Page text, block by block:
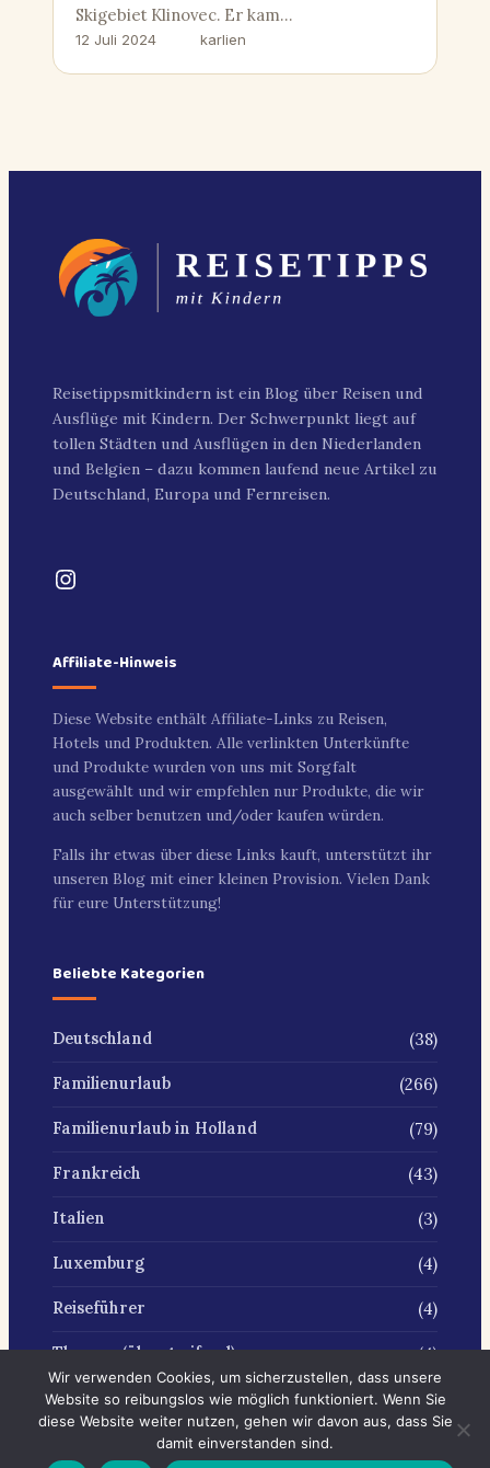
Skigebiet Klinovec. Er kam…
12 Juli 2024 karlien
Reisetippsmitkindern ist ein Blog über Reisen und
Ausflüge mit Kindern. Der Schwerpunkt liegt auf
tollen Städten und Ausflügen in den Niederlanden
und Belgien – dazu kommen laufend neue Artikel zu
Deutschland, Europa und Fernreisen.
Instagram
Affiliate-Hinweis
Diese Website enthält Affiliate-Links zu Reisen,
Hotels und Produkten. Alle verlinkten Unterkünfte
und Produkte wurden von uns mit Sorgfalt
ausgewählt und wir empfehlen nur Produkte, die wir
auch selber benutzen und/oder kaufen würden.
Falls ihr etwas über diese Links kauft, unterstützt ihr
unseren Blog mit einer kleinen Provision. Vielen Dank
für eure Unterstützung!
Beliebte Kategorien
Deutschland (38)
Familienurlaub (266)
Familienurlaub in Holland (79)
Frankreich (43)
Italien (3)
Luxemburg (4)
Reiseführer (4)
Themen (übergreifend) (4)
© 2026 Reisetippsmitkindern.de
Wir verwenden Cookies, um sicherzustellen, dass unsere
Website so reibungslos wie möglich funktioniert. Wenn Sie
diese Website weiter nutzen, gehen wir davon aus, dass Sie
damit einverstanden sind.